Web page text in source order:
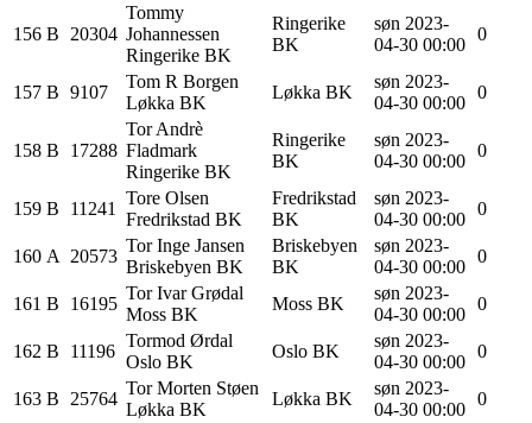
156 B 20304
Tommy
Johannessen
Ringerike BK
Ringerike
BK
søn 2023-
04-30 00:00
0
157 B 9107
Tom R Borgen
Løkka BK
Løkka BK
søn 2023-
04-30 00:00
0
158 B 17288
Tor Andrè
Fladmark
Ringerike BK
Ringerike
BK
søn 2023-
04-30 00:00
0
159 B 11241
Tore Olsen
Fredrikstad BK
Fredrikstad
BK
søn 2023-
04-30 00:00
0
160 A 20573
Tor Inge Jansen
Briskebyen BK
Briskebyen
BK
søn 2023-
04-30 00:00
0
161 B 16195
Tor Ivar Grødal
Moss BK
Moss BK
søn 2023-
04-30 00:00
0
162 B 11196
Tormod Ørdal
Oslo BK
Oslo BK
søn 2023-
04-30 00:00
0
163 B 25764
Tor Morten Støen
Løkka BK
Løkka BK
søn 2023-
04-30 00:00
0